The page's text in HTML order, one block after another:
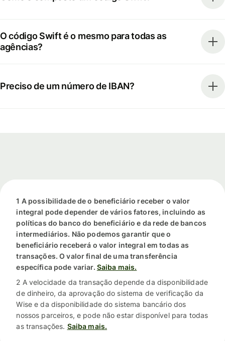
O código Swift é o mesmo para todas as
agências?
Preciso de um número de IBAN?
1 A possibilidade de o beneficiário receber o valor
integral pode depender de vários fatores, incluindo as
políticas do banco do beneficiário e da rede de bancos
intermediários. Não podemos garantir que o
beneficiário receberá o valor integral em todas as
transações. O valor final de uma transferência
específica pode variar. Saiba mais.
2 A velocidade da transação depende da disponibilidade
de dinheiro, da aprovação do sistema de verificação da
Wise e da disponibilidade do sistema bancário dos
nossos parceiros, e pode não estar disponível para todas
as transações. Saiba mais.